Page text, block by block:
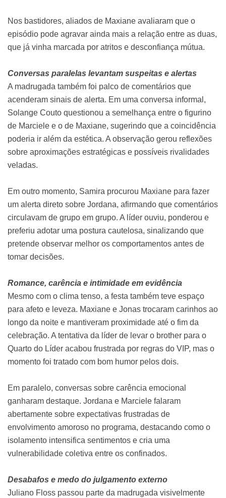
Nos bastidores, aliados de Maxiane avaliaram que o
episódio pode agravar ainda mais a relação entre as duas,
que já vinha marcada por atritos e desconfiança mútua.
Conversas paralelas levantam suspeitas e alertas
A madrugada também foi palco de comentários que
acenderam sinais de alerta. Em uma conversa informal,
Solange Couto questionou a semelhança entre o figurino
de Marciele e o de Maxiane, sugerindo que a coincidência
poderia ir além da estética. A observação gerou reflexões
sobre aproximações estratégicas e possíveis rivalidades
veladas.
Em outro momento, Samira procurou Maxiane para fazer
um alerta direto sobre Jordana, afirmando que comentários
circulavam de grupo em grupo. A líder ouviu, ponderou e
preferiu adotar uma postura cautelosa, sinalizando que
pretende observar melhor os comportamentos antes de
tomar decisões.
Romance, carência e intimidade em evidência
Mesmo com o clima tenso, a festa também teve espaço
para afeto e leveza. Maxiane e Jonas trocaram carinhos ao
longo da noite e mantiveram proximidade até o fim da
celebração. A tentativa da líder de levar o brother para o
Quarto do Líder acabou frustrada por regras do VIP, mas o
momento foi tratado com bom humor pelos dois.
Em paralelo, conversas sobre carência emocional
ganharam destaque. Jordana e Marciele falaram
abertamente sobre expectativas frustradas de
envolvimento amoroso no programa, destacando como o
isolamento intensifica sentimentos e cria uma
vulnerabilidade coletiva entre os confinados.
Desabafos e medo do julgamento externo
Juliano Floss passou parte da madrugada visivelmente